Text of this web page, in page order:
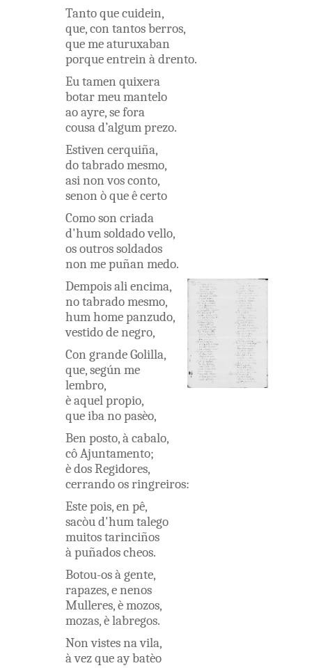
Tantoquecuidein,
que,con tantosberros,
quemeaturuxaban
porqueentrein à drento.
Eutamen quixera
botarmeumantelo
aoayre,sefora
cousad’algumprezo.
Estiven cerquiña,
dotabradomesmo,
asinon vosconto,
senon òqueêcerto
Comoson criada
d'humsoldadovello,
osoutrossoldados
non mepuñan medo.
Dempoisaliencima,
notabradomesmo,
humhomepanzudo,
vestidodenegro,
Con grandeGolilla,
que,según me
lembro,
èaquelpropio,
queibanopasèo,
Ben posto,àcabalo,
côAjuntamento;
èdosRegidores,
cerrandoosringreiros:
Estepois,en pê,
sacòud'humtalego
muitostarinciños
àpuñadoscheos.
Botou-osàgente,
rapazes,enenos
Mulleres,èmozos,
mozas,èlabregos.
Non vistesnavila,
àvezqueaybatèo